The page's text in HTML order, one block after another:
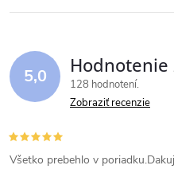
5,0 Hodnotenie
128 hodnotení
Zobraziť recenzie
Všetko prebehlo v